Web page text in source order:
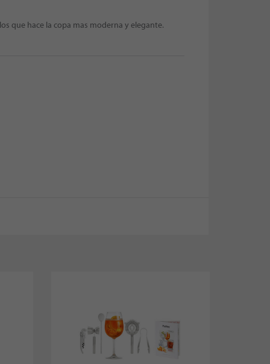
que hace la copa mas moderna y elegante.